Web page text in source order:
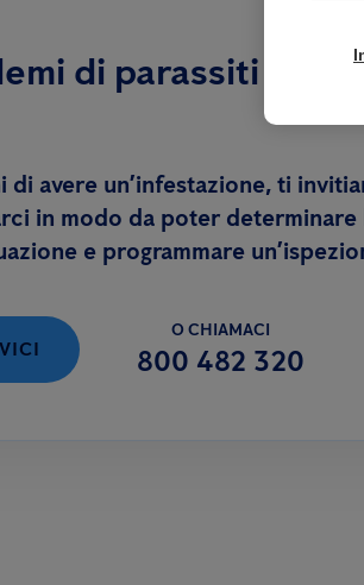
di parassiti nelle
di avere un’infestazione, ti
in modo da poter determinare
e programmare
O CHIAMACI
800 482 320